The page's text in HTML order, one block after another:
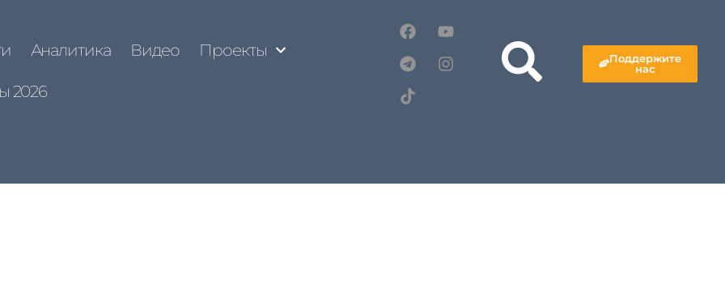
Аналитика Видео Проекты
2026
Поддержите
нас